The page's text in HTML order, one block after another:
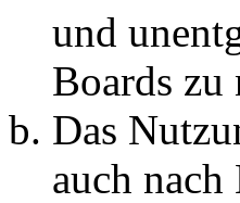
und
Boards zu
Das
auch